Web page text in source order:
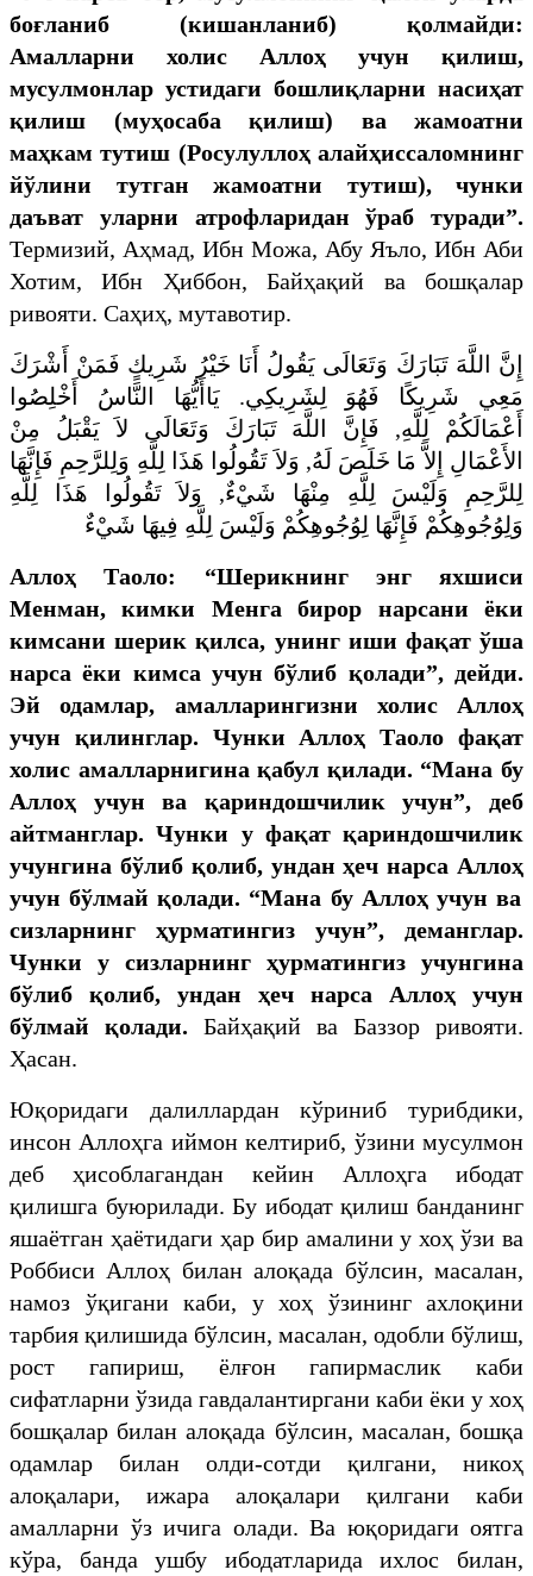
боғланиб (кишанланиб) қолмайди:
Амалларни холис Аллоҳ учун қилиш,
мусулмонлар устидаги бошлиқларни насиҳат
қилиш (муҳосаба қилиш) ва жамоатни
маҳкам тутиш (Росулуллоҳ алайҳиссаломнинг
йўлини тутган жамоатни тутиш), чунки
даъват уларни атрофларидан ўраб туради”.
Термизий, Аҳмад, Ибн Можа, Абу Яъло, Ибн Аби
Хотим, Ибн Ҳиббон, Байҳақий ва бошқалар
ривояти. Саҳиҳ, мутавотир.
إِنَّ اللَّهَ تَبَارَكَ وَتَعَالَى يَقُولُ أَنَا خَيْرُ شَرِيكٍ فَمَنْ أَشْرَكَ
مَعِي شَرِيكًا فَهُوَ لِشَرِيكِي. يَاأَيُّهَا النَّاسُ أَخْلِصُوا
أَعْمَالَكُمْ لِلَّهِ, فَإِنَّ اللَّهَ تَبَارَكَ وَتَعَالَى لاَ يَقْبَلُ مِنْ
الأَعْمَالِ إِلاَّ مَا خَلَصَ لَهُ, وَلاَ تَقُولُوا هَذَا لِلَّهِ وَلِلرَّحِمِ فَإِنَّهَا
لِلرَّحِمِ وَلَيْسَ لِلَّهِ مِنْهَا شَيْءٌ, وَلاَ تَقُولُوا هَذَا لِلَّهِ
وَلِوُجُوهِكُمْ فَإِنَّهَا لِوُجُوهِكُمْ وَلَيْسَ لِلَّهِ فِيهَا شَيْءٌ
Аллоҳ Таоло: “Шерикнинг энг яхшиси
Менман, кимки Менга бирор нарсани ёки
кимсани шерик қилса, унинг иши фақат ўша
нарса ёки кимса учун бўлиб қолади”, дейди.
Эй одамлар, амалларингизни холис Аллоҳ
учун қилинглар. Чунки Аллоҳ Таоло фақат
холис амалларнигина қабул қилади. “Мана бу
Аллоҳ учун ва қариндошчилик учун”, деб
айтманглар. Чунки у фақат қариндошчилик
учунгина бўлиб қолиб, ундан ҳеч нарса Аллоҳ
учун бўлмай қолади. “Мана бу Аллоҳучун ва
сизларнинг ҳурматингиз учун”, деманглар.
Чунки у сизларнинг ҳурматингиз учунгина
бўлиб қолиб, ундан ҳеч нарса Аллоҳ учун
бўлмай қолади. Байҳақий ва Баззор ривояти.
Ҳасан.
Юқоридаги далиллардан кўриниб турибдики,
инсон Аллоҳга иймон келтириб, ўзини мусулмон
деб ҳисоблагандан кейин Аллоҳга ибодат
қилишга буюрилади. Бу ибодат қилиш банданинг
яшаётган ҳаётидаги ҳар бир амалини у хоҳ ўзи ва
Роббиси Аллоҳ билан алоқада бўлсин, масалан,
намоз ўқигани каби, у хоҳ ўзининг ахлоқини
тарбия қилишида бўлсин, масалан, одобли бўлиш,
рост гапириш, ёлғон гапирмаслик каби
сифатларни ўзида гавдалантиргани каби ёки у хоҳ
бошқалар билан алоқада бўлсин, масалан, бошқа
одамлар билан олди-сотди қилгани, никоҳ
алоқалари, ижара алоқалари қилгани каби
амалларни ўз ичига олади. Ва юқоридаги оятга
кўра, банда ушбу ибодатларида ихлос билан,